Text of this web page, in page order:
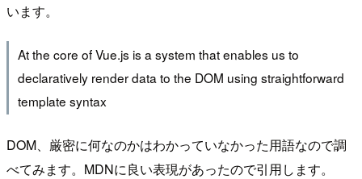
います。
At the core of Vue.js is a system that enables us to
declaratively render data to the DOM using straightforward
template syntax
DOM、厳密に何なのかはわかっていなかった用語なので調
べてみます。MDNに良い表現があったので引用します。